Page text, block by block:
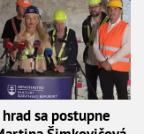
sa postupne